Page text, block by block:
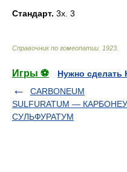
Стандарт. 3х. 3
Справочник по гомеопатии 1923
Игры ⚽
Нужно сделать
CARBONEUM
SULFURATUM —
СУЛЬФУРАТУМ